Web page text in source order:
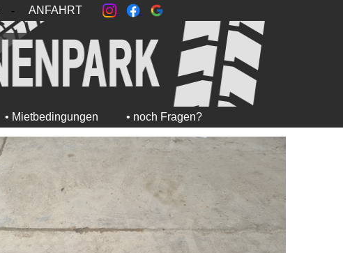
- ANFAHRT
• Mietbedingungen • noch Fragen?